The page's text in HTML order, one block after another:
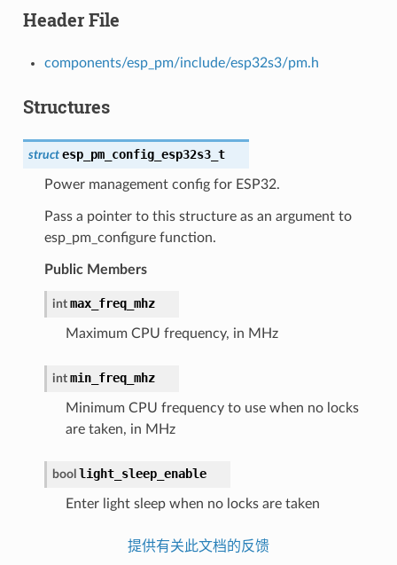
Header File
components/esp_pm/include/esp32s3/pm.h
Structures
struct esp_pm_config_esp32s3_t
Power management config for ESP32.
Pass a pointer to this structure as an argument to
esp_pm_configure function.
Public Members
int max_freq_mhz
Maximum CPU frequency, in MHz
int min_freq_mhz
Minimum CPU frequency to use when no locks
are taken, in MHz
bool light_sleep_enable
Enter light sleep when no locks are taken
提供有关此文档的反馈